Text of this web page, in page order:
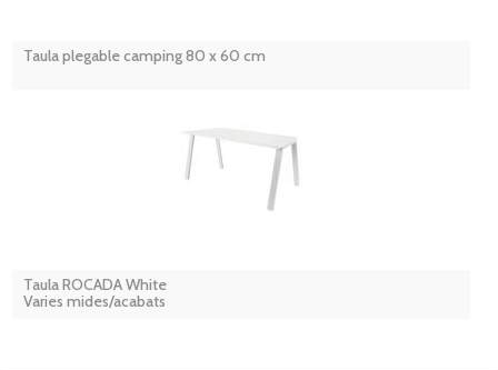
Taula plegable camping 80 x 60 cm
Taula ROCADA White
Varies mides/acabats